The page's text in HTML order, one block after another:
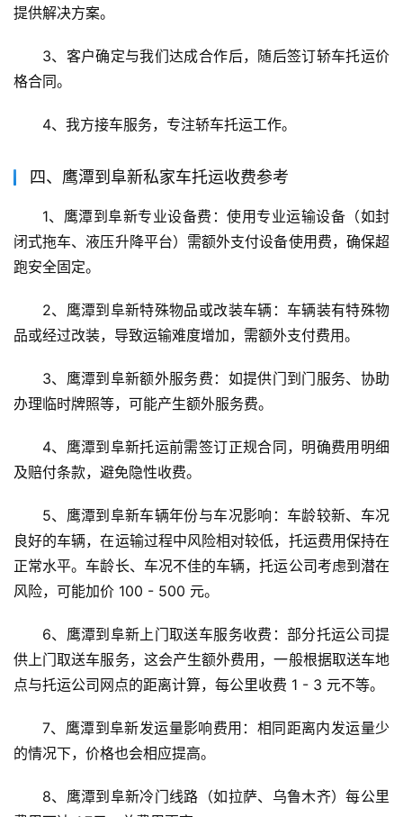
提供解决方案。
3、客户确定与我们达成合作后，随后签订轿车托运价
格合同。
4、我方接车服务，专注轿车托运工作。
四、鹰潭到阜新私家车托运收费参考
1、鹰潭到阜新专业设备费：使用专业运输设备（如封
闭式拖车、液压升降平台）需额外支付设备使用费，确保超
跑安全固定。
2、鹰潭到阜新特殊物品或改装车辆：车辆装有特殊物
品或经过改装，导致运输难度增加，需额外支付费用。
3、鹰潭到阜新额外服务费：如提供门到门服务、协助
办理临时牌照等，可能产生额外服务费。
4、鹰潭到阜新托运前需签订正规合同，明确费用明细
及赔付条款，避免隐性收费。
5、鹰潭到阜新车辆年份与车况影响：车龄较新、车况
良好的车辆，在运输过程中风险相对较低，托运费用保持在
正常水平。车龄长、车况不佳的车辆，托运公司考虑到潜在
风险，可能加价 100 - 500 元。
6、鹰潭到阜新上门取送车服务收费：部分托运公司提
供上门取送车服务，这会产生额外费用，一般根据取送车地
点与托运公司网点的距离计算，每公里收费 1 - 3 元不等。
7、鹰潭到阜新发运量影响费用：相同距离内发运量少
的情况下，价格也会相应提高。
8、鹰潭到阜新冷门线路（如拉萨、乌鲁木齐）每公里